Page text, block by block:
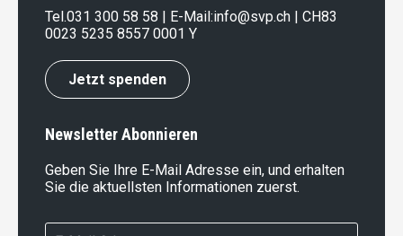
Tel.031 300 58 58 | E-Mail:info@svp.ch | CH83
0023 5235 8557 0001 Y
Jetzt spenden
Newsletter Abonnieren
Geben Sie Ihre E-Mail Adresse ein, und erhalten
Sie die aktuellsten Informationen zuerst.